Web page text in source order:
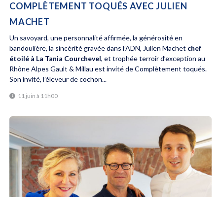
COMPLÈTEMENT TOQUÉS AVEC JULIEN
MACHET
Un savoyard, une personnalité affirmée, la générosité en
bandoulière, la sincérité gravée dans l’ADN, Julien Machet chef
étoilé à La Tania Courchevel, et trophée terroir d’exception au
Rhône Alpes Gault & Millau est invité de Complètement toqués.
Son invité, l’éleveur de cochon...
11 juin à 11h00